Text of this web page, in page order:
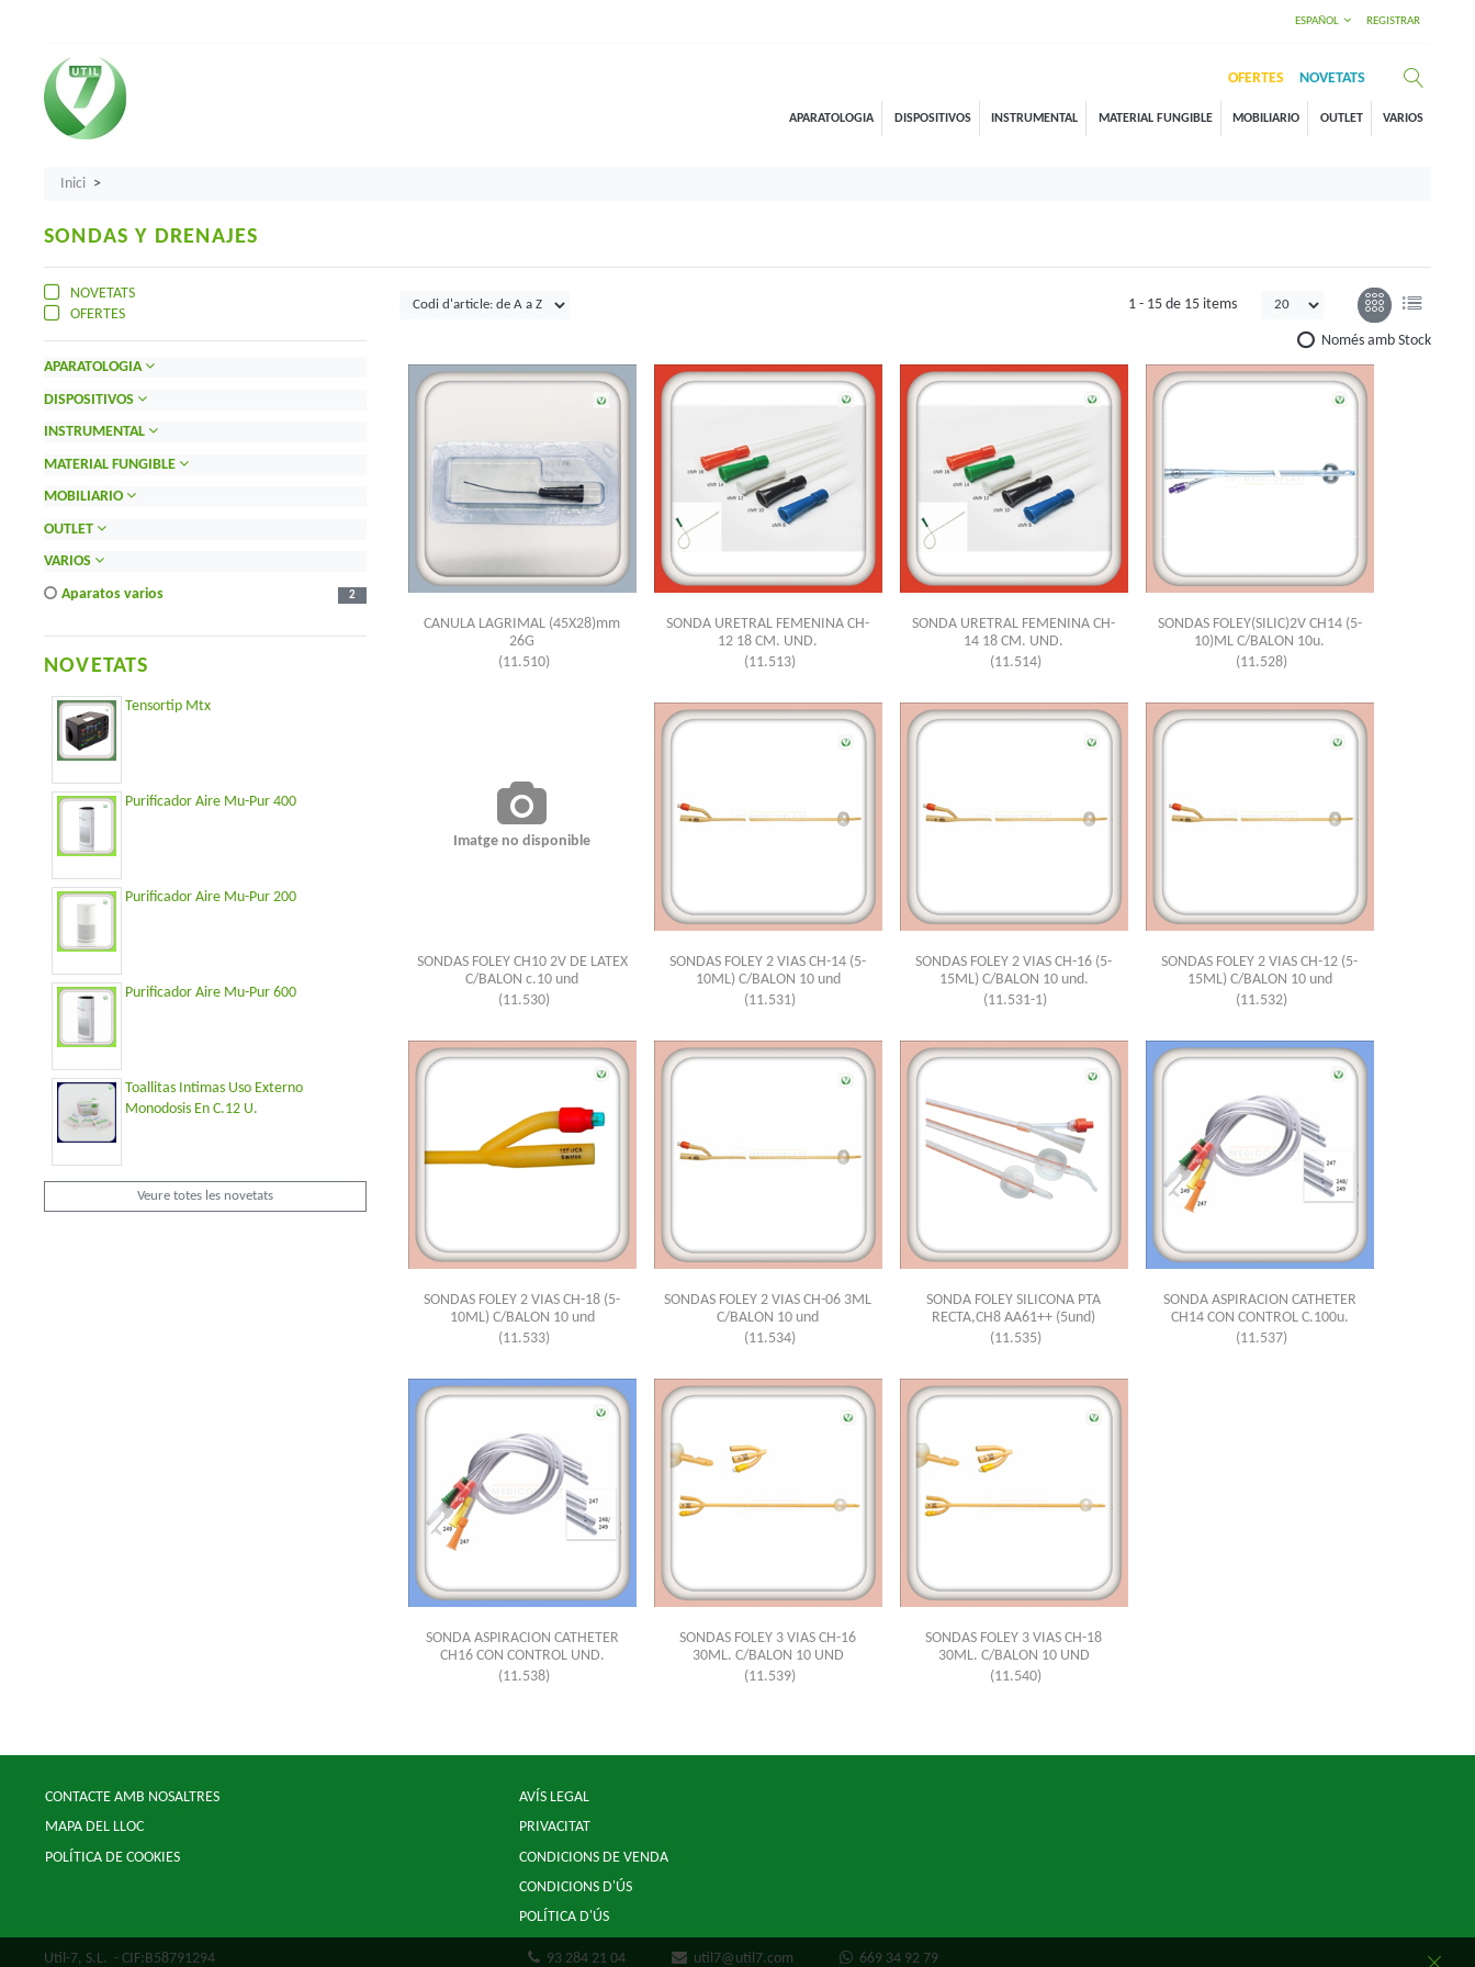
ESPAÑOL REGISTRAR
OFERTES NOVETATS
APARATOLOGIA DISPOSITIVOS INSTRUMENTAL MATERIAL FUNGIBLE MOBILIARIO OUTLET VARIOS
Inici
SONDAS Y DRENAJES
NOVETATS
OFERTES
APARATOLOGIA
DISPOSITIVOS
INSTRUMENTAL
MATERIAL FUNGIBLE
MOBILIARIO
OUTLET
VARIOS
aparatos varios
2
NOVETATS
Tensortip Mtx
Purificador Aire Mu-Pur 400
Purificador Aire Mu-Pur 200
Purificador Aire Mu-Pur 600
Toallitas Intimas Uso Externo
Monodosis En C.12 U.
Veure totes les novetats
1 - 15 de 15 items
Només amb Stock
CANULA LAGRIMAL (45X28)mm
26G
(11.510)
SONDA URETRAL FEMENINA CH-
12 18 CM. UND.
(11.513)
SONDA URETRAL FEMENINA CH-
14 18 CM. UND.
(11.514)
SONDAS FOLEY(SILIC)2V CH14 (5-
10)ML C/BALON 10u.
(11.528)
Imatge no disponible
SONDAS FOLEY CH10 2V DE LATEX
C/BALON c.10 und
(11.530)
SONDAS FOLEY 2 VIAS CH-14 (5-
10ML) C/BALON 10 und
(11.531)
SONDAS FOLEY 2 VIAS CH-16 (5-
15ML) C/BALON 10 und.
(11.531-1)
SONDAS FOLEY 2 VIAS CH-12 (5-
15ML) C/BALON 10 und
(11.532)
SONDAS FOLEY 2 VIAS CH-18 (5-
10ML) C/BALON 10 und
(11.533)
SONDAS FOLEY 2 VIAS CH-06 3ML
C/BALON 10 und
(11.534)
SONDA FOLEY SILICONA PTA
RECTA,CH8 AA61++ (5und)
(11.535)
SONDA ASPIRACION CATHETER
CH14 CON CONTROL C.100u.
(11.537)
SONDA ASPIRACION CATHETER
CH16 CON CONTROL UND.
(11.538)
SONDAS FOLEY 3 VIAS CH-16
30ML. C/BALON 10 UND
(11.539)
SONDAS FOLEY 3 VIAS CH-18
30ML. C/BALON 10 UND
(11.540)
CONTACTE AMB NOSALTRES
MAPA DEL LLOC
POLÍTICA DE COOKIES
AVÍS LEGAL
PRIVACITAT
CONDICIONS DE VENDA
CONDICIONS D'ÚS
POLÍTICA D'ÚS
Util-7, S.L. - CIF:B58791294 93 284 21 04 util7@util7.com 669 34 92 79